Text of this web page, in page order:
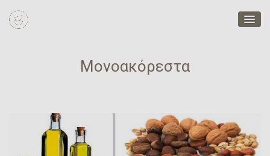
Μονοακόρεστα